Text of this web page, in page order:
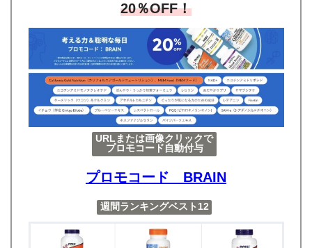
20％OFF！
URLまたは画像クリックで
プロモコード自動付与
プロモコード BRAIN
週間ランキングベスト12